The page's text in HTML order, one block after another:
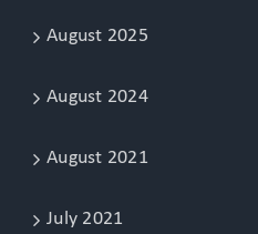
August 2025
August 2024
August 2021
July 2021